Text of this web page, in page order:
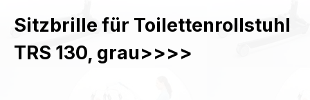
Sitzbrille für Toilettenrollstuhl
TRS 130, grau>>>>